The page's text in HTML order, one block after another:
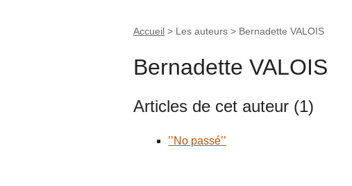
Accueil > Les auteurs > Bernadette VALOIS
Bernadette VALOIS
Articles de cet auteur (1)
’’No passé’’